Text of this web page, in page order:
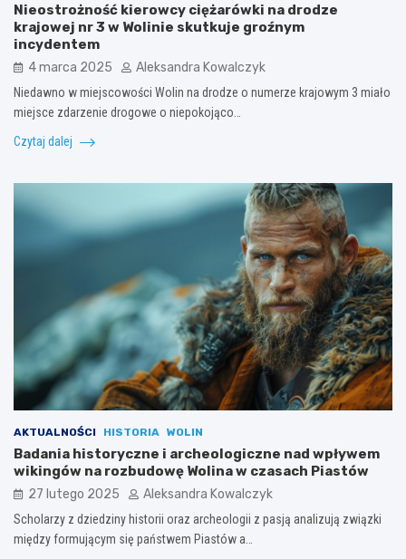
Nieostrożność kierowcy ciężarówki na drodze
krajowej nr 3 w Wolinie skutkuje groźnym
incydentem
4 marca 2025 Aleksandra Kowalczyk
Niedawno w miejscowości Wolin na drodze o numerze krajowym 3 miało
miejsce zdarzenie drogowe o niepokojąco…
Czytaj dalej
AKTUALNOŚCI HISTORIA WOLIN
Badania historyczne i archeologiczne nad wpływem
wikingów na rozbudowę Wolina w czasach Piastów
27 lutego 2025 Aleksandra Kowalczyk
Scholarzy z dziedziny historii oraz archeologii z pasją analizują związki
między formującym się państwem Piastów a…